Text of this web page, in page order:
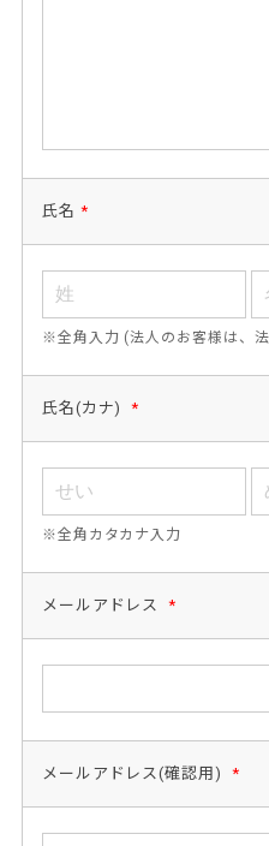
氏名 *
※全角入力 (法人のお客様は、
氏名(カナ) *
※全角カタカナ入力
メールアドレス *
メールアドレス(確認用) *